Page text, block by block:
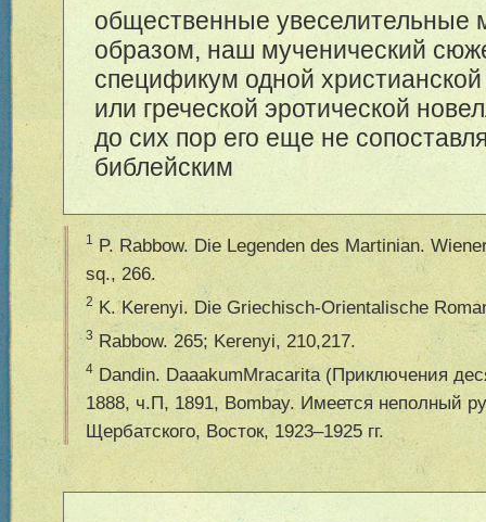
общественные увеселительные
образом, наш мученический
спецификум одной
или греческой эротической
до сих пор его еще не
библейским
1 P. Rabbow. Die Legenden des Martinian.
sq., 266.
2 K. Kerenyi. Die Griechisch-Orientalische
3 Rabbow. 265; Kerenyi, 210,217.
4 Dandin. DaaakumMracarita (Приключения
1888, ч.П, 1891, Bombay. Имеется неполный
Щербатского, Восток, 1923–1925 гг.